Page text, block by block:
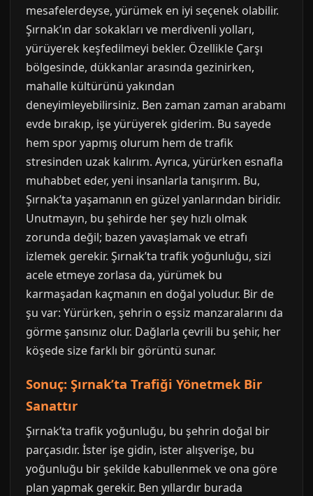
mesafelerdeyse, yürümek en iyi seçenek olabilir.
Şırnak’ın dar sokakları ve merdivenli yolları,
yürüyerek keşfedilmeyi bekler. Özellikle Çarşı
bölgesinde, dükkanlar arasında gezinirken,
mahalle kültürünü yakından
deneyimleyebilirsiniz. Ben zaman zaman arabamı
evde bırakıp, işe yürüyerek giderim. Bu sayede
hem spor yapmış olurum hem de trafik
stresinden uzak kalırım. Ayrıca, yürürken esnafla
muhabbet eder, yeni insanlarla tanışırım. Bu,
Şırnak’ta yaşamanın en güzel yanlarından biridir.
Unutmayın, bu şehirde her şey hızlı olmak
zorunda değil; bazen yavaşlamak ve etrafı
izlemek gerekir. Şırnak’ta trafik yoğunluğu, sizi
acele etmeye zorlasa da, yürümek bu
karmaşadan kaçmanın en doğal yoludur. Bir de
şu var: Yürürken, şehrin o eşsiz manzaralarını da
görme şansınız olur. Dağlarla çevrili bu şehir, her
köşede size farklı bir görüntü sunar.
Sonuç: Şırnak’ta Trafiği Yönetmek Bir
Sanattır
Şırnak’ta trafik yoğunluğu, bu şehrin doğal bir
parçasıdır. İster işe gidin, ister alışverişe, bu
yoğunluğu bir şekilde kabullenmek ve ona göre
plan yapmak gerekir. Ben yıllardır burada